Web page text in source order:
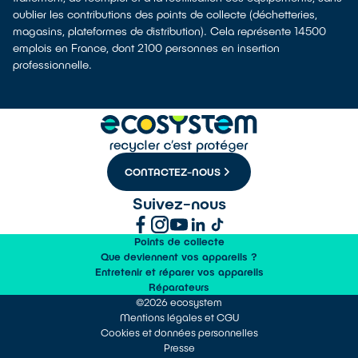
oublier les contributions des points de collecte (déchetteries,
magasins, plateformes de distribution). Cela représente 14500
emplois en France, dont 2100 personnes en insertion
professionnelle.
CONTACTEZ-NOUS
Suivez-nous
Points de collecte
Que deviennent vos appareils ?
Entretenir et réparer vos appareils
Réparateurs
©2026 ecosystem
Mentions légales et CGU
Cookies et données personnelles
Presse